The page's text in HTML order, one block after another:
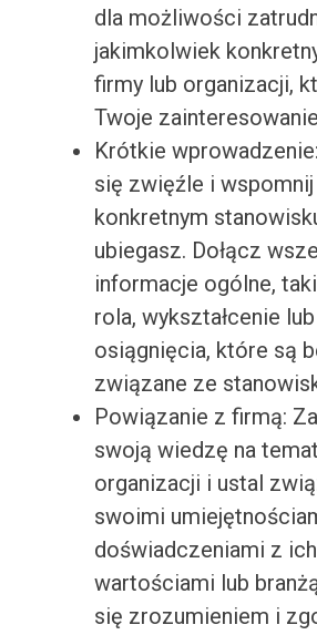
dla możliwości
jakimkolwiek
firmy lub organizacji,
Twoje
Krótkie
się zwięźle i
konkretnym
ubiegasz. Dołącz
informacje ogólne,
rola, wykształcenie
osiągnięcia, które są
związane ze
Powiązanie z firmą:
swoją wiedzę na
organizacji i ustal
swoimi
doświadczeniami z
wartościami lub
się zrozumieniem i